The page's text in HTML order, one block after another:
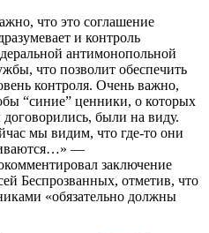
что это соглашение
и контроль
антимонопольной
что позволит обеспечить
контроля. Очень важно,
“синие” ценники, о которых
были на виду.
мы видим, что где-то они
—
заключение
Беспрозванных, отметив, что
«обязательно должны